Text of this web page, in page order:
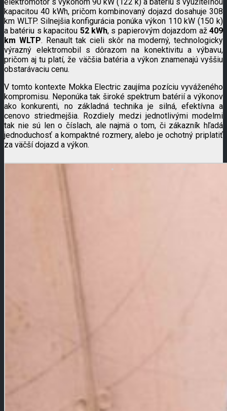
kapacitou 40 kWh, pričom kombinovaný dojazd dosahuje 308
km WLTP. Silnejšia konfigurácia ponúka výkon 110 kW (150 k)
a batériu s kapacitou 52 kWh, s papierovým dojazdom až409
km WLTP. Renault tak cieli skôr na moderný, technologicky
výrazný elektromobil s dôrazom na konektivitu a výbavu,
pričom aj tu platí, že väčšia batéria a výkon znamenajú vyššiu
obstarávaciu cenu.
V tomto kontexte Mokka Electric zaujíma pozíciu vyváženého
kompromisu. Neponúka tak široké spektrum batérií a výkonov
ako konkurenti, no základná technika je silná, efektívna a
cenovo striedmejšia. Rozdiely medzi jednotlivými modelmi
tak nie sú len o číslach, ale najmä o tom, či zákazník hľadá
jednoduchosť a kompaktné rozmery, alebo je ochotný priplatiť
za väčší dojazd a výkon.